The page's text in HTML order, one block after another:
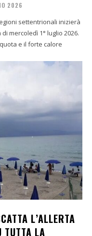
2026
settentrionali inizierà
mercoledì 1° luglio 2026.
e il forte calore
L’ALLERTA
TUTTA LA